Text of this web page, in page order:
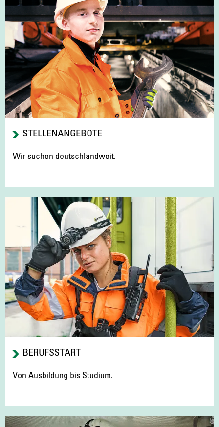
STELLENANGEBOTE
Wir suchen deutschlandweit.
BERUFSSTART
Von Ausbildung bis Studium.